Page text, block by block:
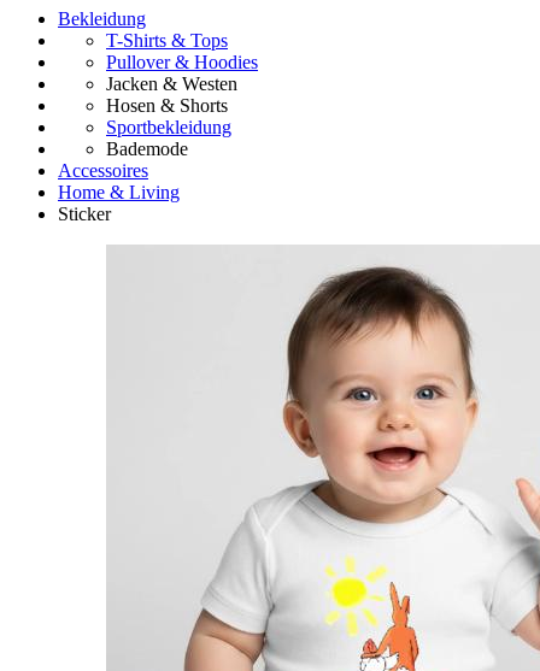
Bekleidung
T-Shirts & Tops
Pullover & Hoodies
Jacken & Westen
Hosen & Shorts
Sportbekleidung
Bademode
Accessoires
Home & Living
Sticker